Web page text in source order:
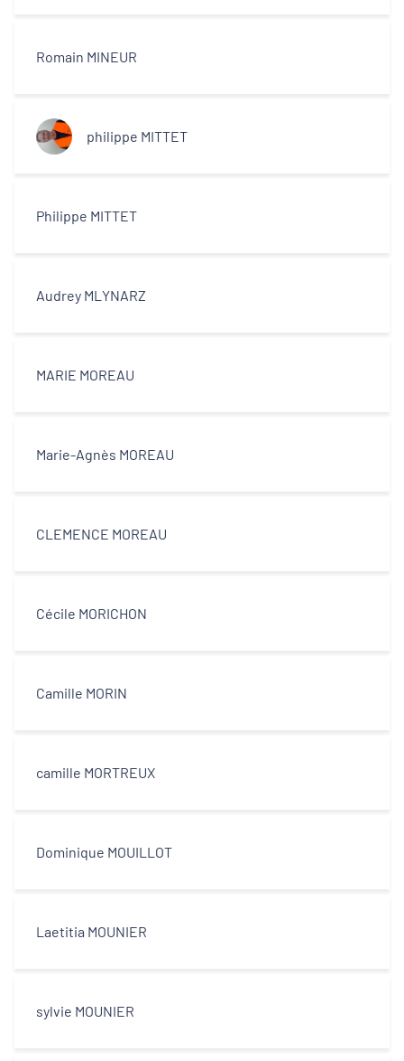
Romain MINEUR
philippe MITTET
Philippe MITTET
Audrey MLYNARZ
MARIE MOREAU
Marie-Agnès MOREAU
CLEMENCE MOREAU
Cécile MORICHON
Camille MORIN
camille MORTREUX
Dominique MOUILLOT
Laetitia MOUNIER
sylvie MOUNIER